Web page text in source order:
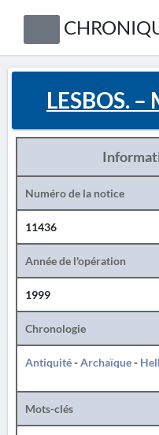
LESBOS.
Numéro de la notice
11436
Année de l'opération
1999
Chronologie
Antiquité-Archaïque-
Mots-clés